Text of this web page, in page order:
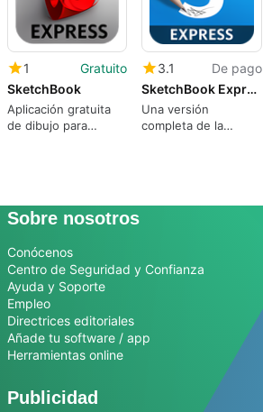
1
Gratuito
SketchBook
Aplicación gratuita
de dibujo para
3.1
De pago
SketchBook Express
Una versión
completa de la
Sobre nosotros
Conócenos
Centro de Seguridad y Confianza
Ayuda y Soporte
Empleo
Directrices editoriales
Añade tu software / app
Herramientas online
Publicidad